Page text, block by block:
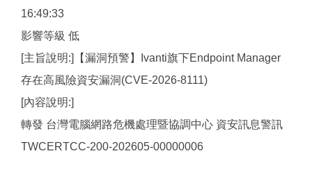
資通安全
各項服務
智慧財產權
管理委員會
16:49:33
影響等級 低
[主旨說明:]【漏洞預警】Ivanti旗下Endpoint Manager
存在高風險資安漏洞(CVE-2026-8111)
[內容說明:]
轉發 台灣電腦網路危機處理暨協調中心 資安訊息警訊
TWCERTCC-200-202605-00000006